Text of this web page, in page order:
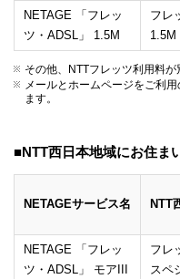
NETAGE 「フレッ
ツ・ADSL」 1.5M
フレ
1.5M
その他、NTTフレッツ利用料が
メールとホームページをご利
ます。
■NTT西日本地域にお住ま
NETAGEサービス名 NTT
NETAGE 「フレッ
ツ・ADSL」 モアIII
フレ
スペ